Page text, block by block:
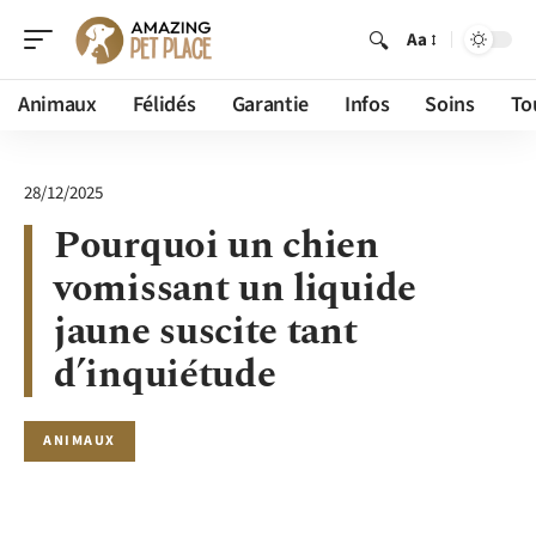
Aa
Animaux Félidés Garantie Infos Soins
28/12/2025
Pourquoi un chien
vomissant un liquide
jaune suscite tant
d’inquiétude
ANIMAUX